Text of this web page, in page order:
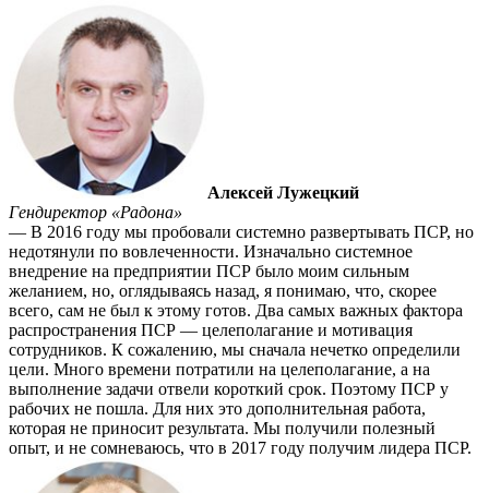
Алексей Лужецкий
Гендиректор «Радона»
— В 2016 году мы пробовали системно развертывать ПСР, но
недотянули по вовлеченности. Изначально системное
внедрение на предприятии ПСР было моим сильным
желанием, но, огля­дываясь назад, я понимаю, что, скорее
всего, сам не был к этому готов. Два самых важных фактора
распространения ПСР — целепо­лагание и мотивация
сотрудни­ков. К сожалению, мы сначала нечетко определили
цели. Много времени потратили на целепола­гание, а на
выполнение задачи отвели короткий срок. Поэтому ПСР у
рабочих не пошла. Для них это дополнительная работа,
которая не приносит результата. Мы получили полезный
опыт, и не сомневаюсь, что в 2017 году получим лидера ПСР.